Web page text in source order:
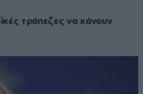
τράπεζες να κάνουν